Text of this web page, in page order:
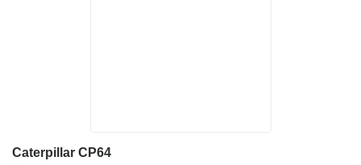
Caterpillar CP64